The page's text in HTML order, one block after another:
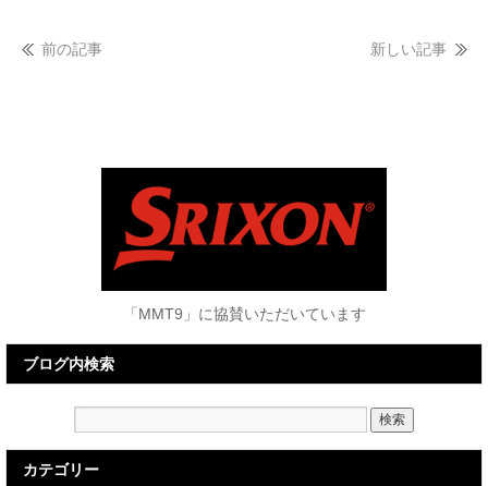
前の記事 新しい記事
「MMT9」に協賛いただいています
ブログ内検索
カテゴリー